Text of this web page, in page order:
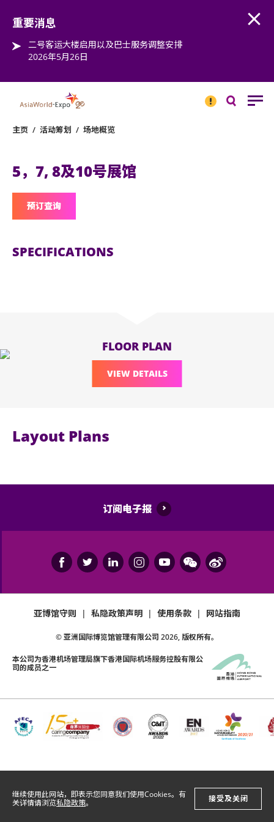
重要消息
二号客运大楼启用以及巴士服务调整安排
2026年5月26日
消息
继续使用此网站，即表示您同意我们使用Cookies。有
关详情请浏览私隐政策。 接受及关闭
主页 / 活动筹划 / 场地概览
5，7, 8及10号展馆
预订查询
SPECIFICATIONS
FLOOR PLAN
VIEW DETAILS
Layout Plans
订阅电子报
亚博馆守则 | 私隐政策声明 | 使用条款 | 网站指南
© 亚洲国际博览馆管理有限公司 2026, 版权所有。
本公司为香港机场管理局旗下香港国际机场服务控股有限公
司的成员之一